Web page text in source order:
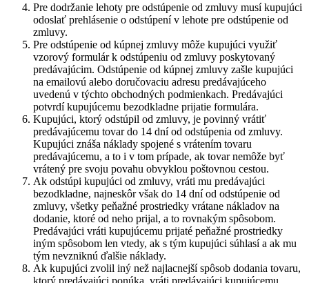
Pre dodržanie lehoty pre odstúpenie od zmluvy musí kupujúci
odoslať prehlásenie o odstúpení v lehote pre odstúpenie od
zmluvy.
Pre odstúpenie od kúpnej zmluvy môže kupujúci využiť
vzorový formulár k odstúpeniu od zmluvy poskytovaný
predávajúcim. Odstúpenie od kúpnej zmluvy zašle kupujúci
na emailovú alebo doručovaciu adresu predávajúceho
uvedenú v týchto obchodných podmienkach. Predávajúci
potvrdí kupujúcemu bezodkladne prijatie formulára.
Kupujúci, ktorý odstúpil od zmluvy, je povinný vrátiť
predávajúcemu tovar do 14 dní od odstúpenia od zmluvy.
Kupujúci znáša náklady spojené s vrátením tovaru
predávajúcemu, a to i v tom prípade, ak tovar nemôže byť
vrátený pre svoju povahu obvyklou poštovnou cestou.
Ak odstúpi kupujúci od zmluvy, vráti mu predávajúci
bezodkladne, najneskôr však do 14 dní od odstúpenie od
zmluvy, všetky peňažné prostriedky vrátane nákladov na
dodanie, ktoré od neho prijal, a to rovnakým spôsobom.
Predávajúci vráti kupujúcemu prijaté peňažné prostriedky
iným spôsobom len vtedy, ak s tým kupujúci súhlasí a ak mu
tým nevzniknú ďalšie náklady.
Ak kupujúci zvolil iný než najlacnejší spôsob dodania tovaru,
ktorý predávajúci ponúka, vráti predávajúci kupujúcemu